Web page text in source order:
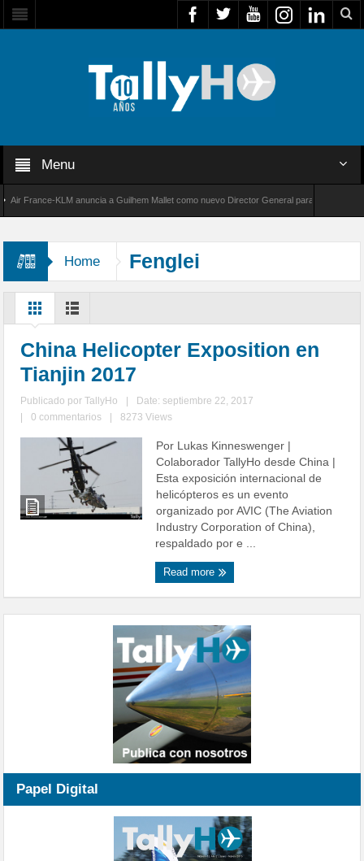
Menu
France-KLM anuncia a Guilhem Mallet como nuevo Director General para América Latina
Home Fenglei
China Helicopter Exposition en
Tianjin 2017
Publicado porTallyHo
Date: septiembre 22, 2017
0 commentarios 8273 Views
Por Lukas Kinneswenger |
Colaborador TallyHo desde China |
Esta exposición internacional de
helicópteros es un evento
organizado por AVIC (The Aviation
Industry Corporation of China),
respaldado por e ...
Read more
Papel Digital